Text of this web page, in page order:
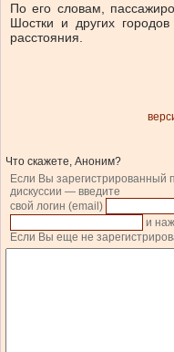
По его словам,
Шостки и других
расстояния.
Что скажете, Аноним?
Если Вы зарегистрированный
дискуссии — введите
свой логин (email)
и
Если Вы еще не